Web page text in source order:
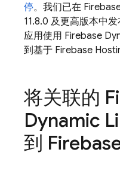
停。我们已在
11.8.0 及更高版本中
应用使用 Firebase
到基于 Firebase
将关联的
Dynamic
到